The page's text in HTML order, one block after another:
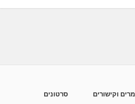
וקישורים סרטונים